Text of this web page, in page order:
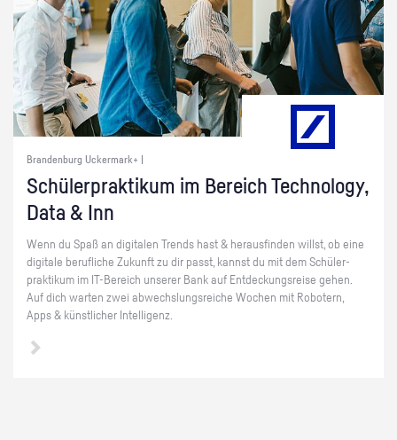
Brandenburg Uckermark+ |
Schü­ler­prak­ti­kum im Be­reich Tech­no­lo­gy,
Data & Inn
Wenn du Spaß an di­gi­ta­len Trends hast & her­aus­fin­den willst, ob eine
di­gi­ta­le be­ruf­li­che Zu­kunft zu dir passt, kannst du mit dem Schü­ler­
prak­ti­kum im IT-Be­reich un­se­rer Bank auf Ent­de­ckungs­rei­se gehen.
Auf dich war­ten zwei ab­wechs­lungs­rei­che Wo­chen mit Ro­bo­tern,
Apps & künst­li­cher In­tel­li­genz.